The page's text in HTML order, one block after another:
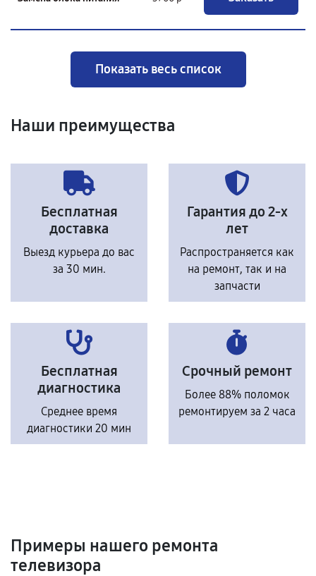
Показать весь список
Наши преимущества
Бесплатная
доставка
Выезд курьера до вас
за 30 мин.
Гарантия до 2-х
лет
Распространяется как
на ремонт, так и на
запчасти
Бесплатная
диагностика
Среднее время
диагностики 20 мин
Срочный ремонт
Более 88% поломок
ремонтируем за 2 часа
Примеры нашего ремонта
телевизора